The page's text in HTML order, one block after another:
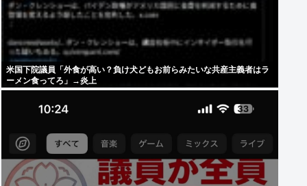
米国下院議員「外食が高い？負け犬どもお前らみたいな共産主義者はラ
ーメン食ってろ」→炎上